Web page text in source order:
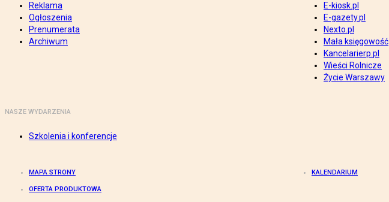
Reklama
Ogłoszenia
Prenumerata
Archiwum
E-kiosk.pl
E-gazety.pl
Nexto.pl
Mała księgowość
Kancelarierp.pl
Wieści Rolnicze
Życie Warszawy
NASZE WYDARZENIA
Szkolenia i konferencje
MAPA STRONY KALENDARIUM
OFERTA PRODUKTOWA